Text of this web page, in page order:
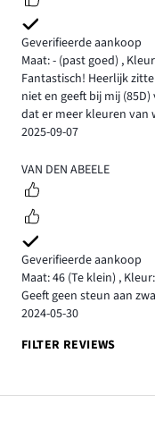
Geverifieerde aankoop
Maat: - (past goed) ,
Fantastisch! Heerlijk
niet en geeft bij mij
dat er meer kleuren van
2025-09-07
1
VAN DEN ABEELE
Geverifieerde aankoop
Maat: 46 (Te klein) ,
Geeft geen steun aan
2024-05-30
FILTER REVIEWS